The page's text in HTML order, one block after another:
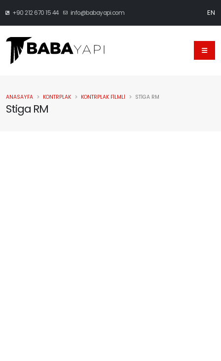
+90 212 670 15 44 info@babayapi.com EN
Stiga RM
ANASAYFA KONTRPLAK KONTRPLAK FILMLI STIGA RM